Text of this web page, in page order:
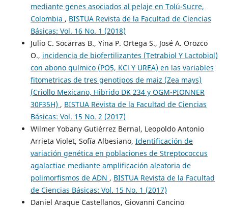
mediante genes asociados al pelaje en Tolú-Sucre,
Colombia , BISTUA Revista de la Facultad de Ciencias
Básicas: Vol. 16 No. 1 (2018)
Julio C. Socarras B., Yina P. Ortega S., José A. Orozco
O., incidencia de biofertilizantes (Tetrabiol Y Lactobiol)
con abono químico (PO5, KCl Y UREA) en las variables
fitometricas de tres genotipos de maiz (Zea mays)
(Criollo Mexicano, Hibrido DK 234 y OGM-PIONNER
30F35H) , BISTUA Revista de la Facultad de Ciencias
Básicas: Vol. 15 No. 2 (2017)
Wilmer Yobany Gutiérrez Bernal, Leopoldo Antonio
Arrieta Violet, Sofía Albesiano, Identificación de
variación genética en poblaciones de Streptococcus
agalactiae mediante amplificación aleatoria de
polimorfismos de ADN , BISTUA Revista de la Facultad
de Ciencias Básicas: Vol. 15 No. 1 (2017)
Daniel Araque Castellanos, Giovanni Cancino